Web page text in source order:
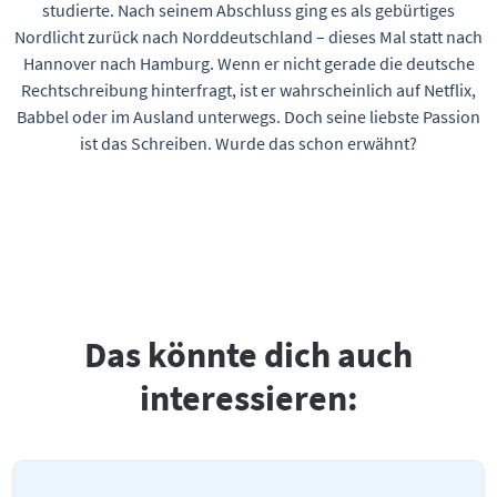
studierte. Nach seinem Abschluss ging es als gebürtiges
Nordlicht zurück nach Norddeutschland – dieses Mal statt nach
Hannover nach Hamburg. Wenn er nicht gerade die deutsche
Rechtschreibung hinterfragt, ist er wahrscheinlich auf Netflix,
Babbel oder im Ausland unterwegs. Doch seine liebste Passion
ist das Schreiben. Wurde das schon erwähnt?
Das könnte dich auch
interessieren: